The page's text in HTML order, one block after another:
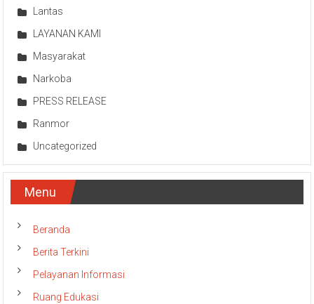
Lantas
LAYANAN KAMI
Masyarakat
Narkoba
PRESS RELEASE
Ranmor
Uncategorized
Menu
Beranda
Berita Terkini
Pelayanan Informasi
Ruang Edukasi